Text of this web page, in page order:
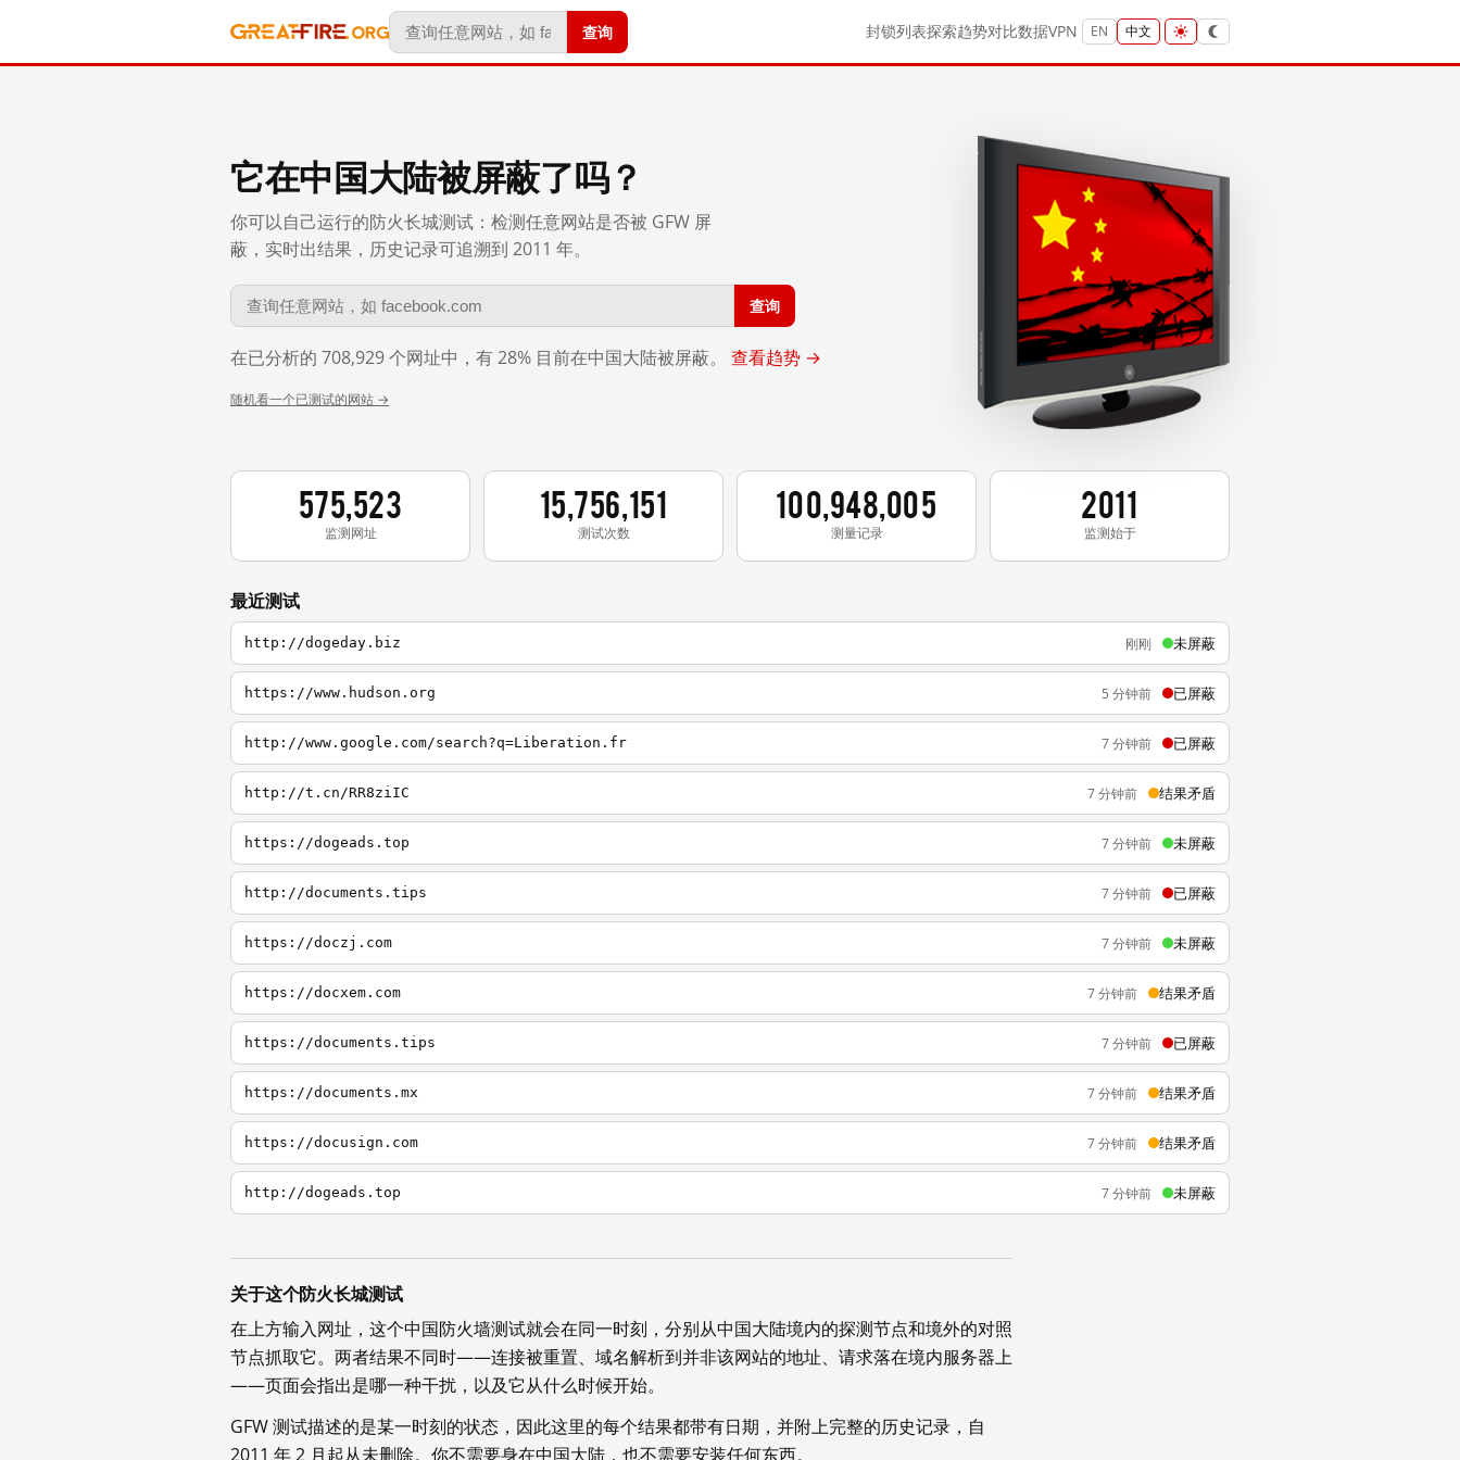
查询 封锁列表探索趋势对比数据VPN EN 中文
它在中国大陆被屏蔽了吗？
你可以自己运行的防火长城测试：检测任意网站是否被 GFW 屏
蔽，实时出结果，历史记录可追溯到 2011 年。
查询
在已分析的 708,929 个网址中，有 28% 目前在中国大陆被屏蔽。 查看趋势 →
随机看一个已测试的网站 →
575,523
监测网址
15,756,151
测试次数
100,948,005
测量记录
2011
监测始于
最近测试
http://dogeday.biz 刚刚 未屏蔽
https://www.hudson.org 5 分钟前 已屏蔽
http://www.google.com/search?q=Liberation.fr 7 分钟前 已屏蔽
http://t.cn/RR8ziIC 7 分钟前 结果矛盾
https://dogeads.top 7 分钟前 未屏蔽
http://documents.tips 7 分钟前 已屏蔽
https://doczj.com 7 分钟前 未屏蔽
https://docxem.com 7 分钟前 结果矛盾
https://documents.tips 7 分钟前 已屏蔽
https://documents.mx 7 分钟前 结果矛盾
https://docusign.com 7 分钟前 结果矛盾
http://dogeads.top 7 分钟前 未屏蔽
关于这个防火长城测试
在上方输入网址，这个中国防火墙测试就会在同一时刻，分别从中国大陆境内的探测节点和境外的对照
节点抓取它。两者结果不同时——连接被重置、域名解析到并非该网站的地址、请求落在境内服务器上
——页面会指出是哪一种干扰，以及它从什么时候开始。
GFW 测试描述的是某一时刻的状态，因此这里的每个结果都带有日期，并附上完整的历史记录，自
2011 年 2 月起从未删除。你不需要身在中国大陆，也不需要安装任何东西。